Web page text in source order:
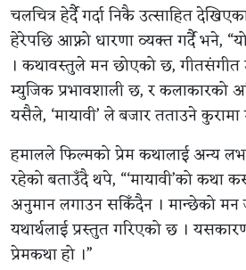
चलचित्र हेर्दै गर्दा निकै उत्साहित
हेरेपछि आफ्नो धारणा व्यक्त गर्दै भने,
। कथावस्तुले मन छोएको छ, गीतसंगीत
म्युजिक प्रभावशाली छ, र कलाकारको
यसैले, ‘मायावी’ ले बजार तताउने कुरामा
हमालले फिल्मको प्रेम कथालाई अन्य लभ
रहेको बताउँदै थपे, “‘मायावी’को कथा
अनुमान लगाउन सकिँदैन । मान्छेको मन
यथार्थलाई प्रस्तुत गरिएको छ ।
प्रेमकथा हो ।”